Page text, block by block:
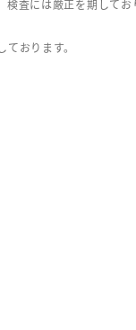
査には厳正を期して
おります。